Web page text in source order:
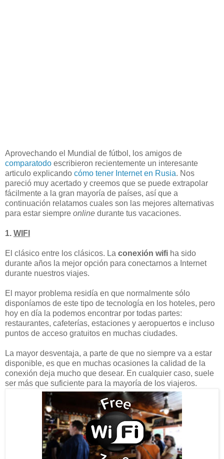
Aprovechando el Mundial de fútbol, los amigos de
comparatodo escribieron recientemente un interesante
articulo explicando cómo tener Internet en Rusia. Nos
pareció muy acertado y creemos que se puede extrapolar
fácilmente a la gran mayoría de países, así que a
continuación relatamos cuales son las mejores alternativas
para estar siempre online durante tus vacaciones.
1. WIFI
El clásico entre los clásicos. La conexión wifi ha sido
durante años la mejor opción para conectarnos a Internet
durante nuestros viajes.
El mayor problema residía en que normalmente sólo
disponíamos de este tipo de tecnología en los hoteles, pero
hoy en día la podemos encontrar por todas partes:
restaurantes, cafeterías, estaciones y aeropuertos e incluso
puntos de acceso gratuitos en muchas ciudades.
La mayor desventaja, a parte de que no siempre va a estar
disponible, es que en muchas ocasiones la calidad de la
conexión deja mucho que desear. En cualquier caso, suele
ser más que suficiente para la mayoría de los viajeros.